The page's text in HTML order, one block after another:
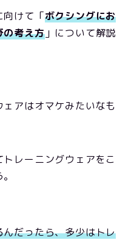
向けて「ボクシングにお
の考え方」について解説
アはオマケみたいなも
レーニングウェアをこ
だったら、多少はトレ